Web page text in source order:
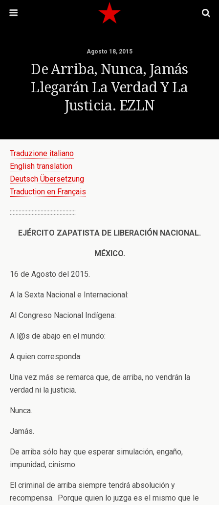
Agosto 18, 2015
De Arriba, Nunca, Jamás
Llegarán La Verdad Y La
Justicia. EZLN
Traduzione italiano
English translation
Deutsch Übersetzung
Traduction en Français
:::::::::::::::::::::::::::::::::::::::::::::
EJÉRCITO ZAPATISTA DE LIBERACIÓN NACIONAL.
MÉXICO.
16 de Agosto del 2015.
A la Sexta Nacional e Internacional:
Al Congreso Nacional Indígena:
A l@s de abajo en el mundo:
A quien corresponda:
Una vez más se remarca que, de arriba, no vendrán la
verdad ni la justicia.
Nunca.
Jamás.
De arriba sólo hay que esperar simulación, engaño,
impunidad, cinismo.
El criminal de arriba siempre tendrá absolución y
recompensa. Porque quien lo juzga es el mismo que le